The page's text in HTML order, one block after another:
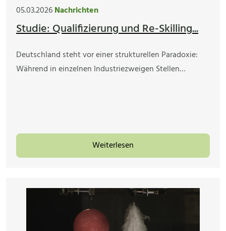
05.03.2026Nachrichten
Studie: Qualifizierung und Re-Skilling...
Deutschland steht vor einer strukturellen Paradoxie:
Während in einzelnen Industriezweigen Stellen…
Weiterlesen